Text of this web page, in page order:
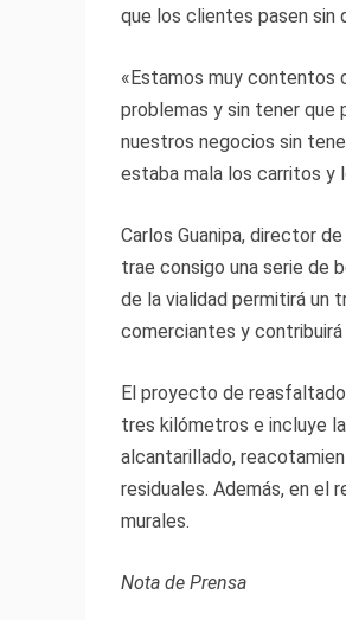
que los clientes pasen sin
«Estamos muy contentos
problemas y sin tener que
nuestros negocios sin
estaba mala los carritos y
Carlos Guanipa, director
trae consigo una serie de
de la vialidad permitirá un
comerciantes y
El proyecto de
tres kilómetros e incluye
alcantarillado,
residuales. Además, en el
murales.
Nota de Prensa